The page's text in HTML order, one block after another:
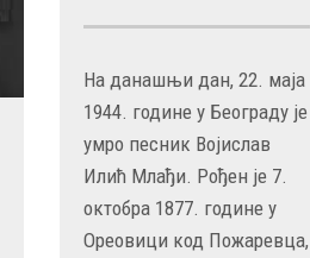
На данашњи дан, 22. маја
1944. године у Београду је
умро песник Војислав
Илић Млађи. Рођен је 7.
октобра 1877. године у
Ореовици код Пожаревца,